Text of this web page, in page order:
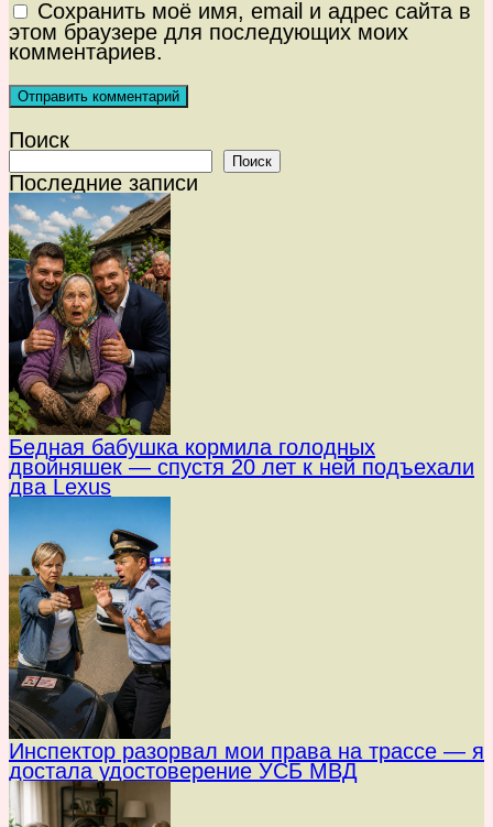
Сохранить моё имя, email и адрес сайта в
этом браузере для последующих моих
комментариев.
Поиск
Поиск
Последние записи
Бедная бабушка кормила голодных
двойняшек — спустя 20 лет к ней подъехали
два Lexus
Инспектор разорвал мои права на трассе — я
достала удостоверение УСБ МВД